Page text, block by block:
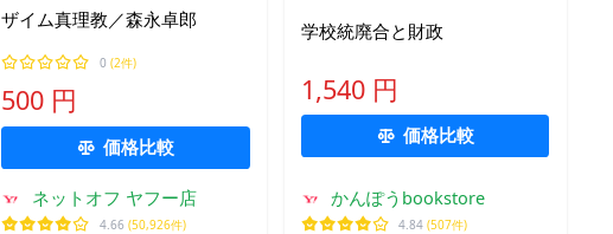
ザイム真理教／森永卓郎
0 (2件)
500 円
価格比較
ネットオフ ヤフー店
4.66 (50,926件)
学校統廃合と財政
1,540 円
価格比較
かんぽうbookstore
4.84 (507件)